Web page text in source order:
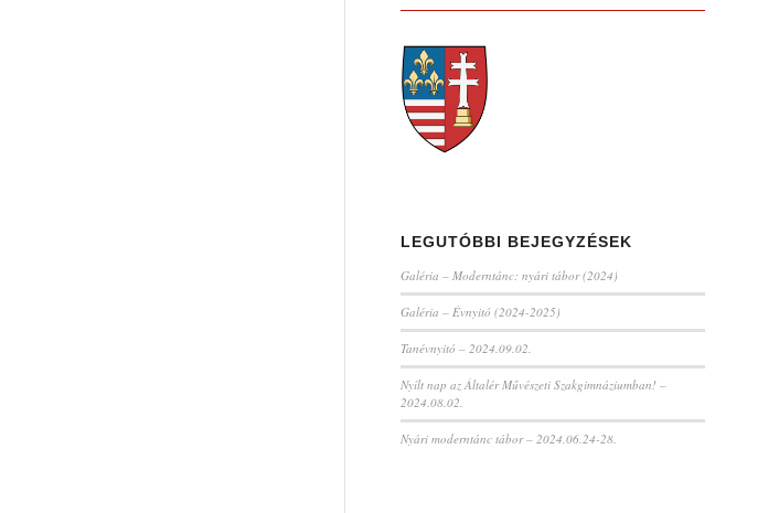
LEGUTÓBBI BEJEGYZÉSEK
Galéria – Moderntánc: nyári tábor (2024)
Galéria – Évnyitó (2024-2025)
Tanévnyitó – 2024.09.02.
Nyílt nap az Általér Művészeti Szakgimnáziumban! –
2024.08.02.
Nyári moderntánc tábor – 2024.06.24-28.